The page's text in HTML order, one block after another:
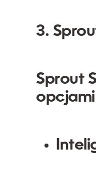
3.
Sprout